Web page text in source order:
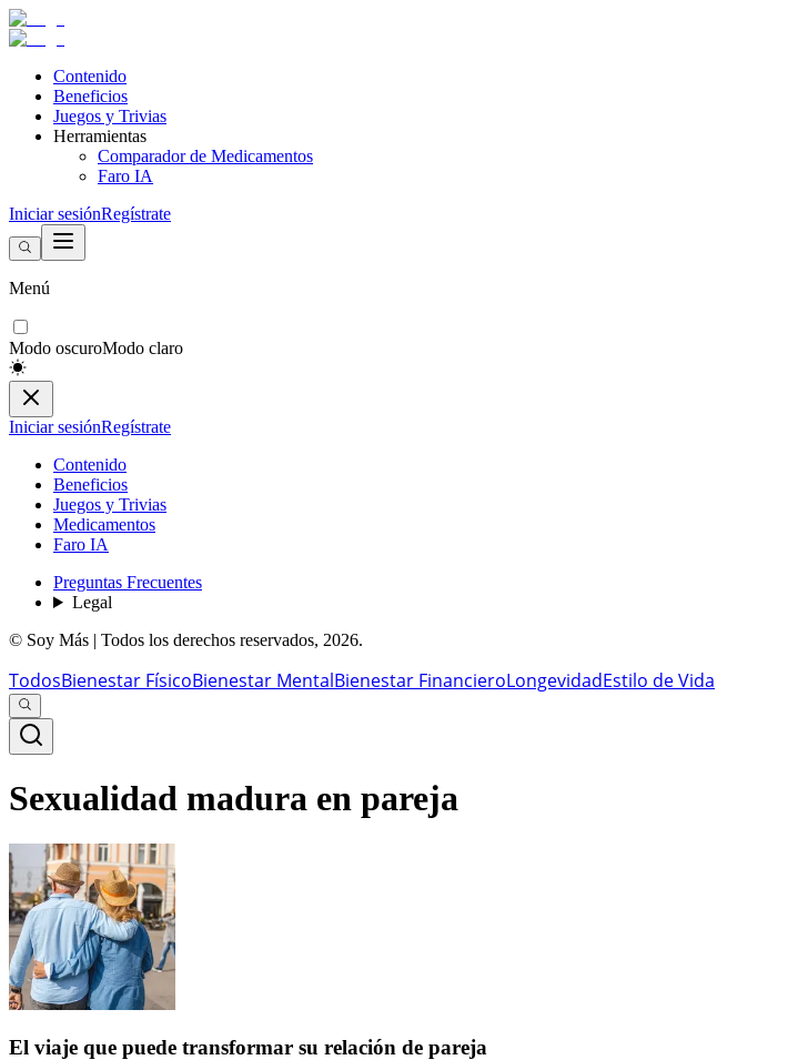
Contenido
Beneficios
Juegos y Trivias
Herramientas
Comparador de Medicamentos
Faro IA
Iniciar sesiónRegístrate
Menú
Modo oscuroModo claro
Iniciar sesiónRegístrate
Contenido
Beneficios
Juegos y Trivias
Medicamentos
Faro IA
Preguntas Frecuentes
Legal
© Soy Más | Todos los derechos reservados, 2026.
TodosBienestar FísicoBienestar MentalBienestar FinancieroLongevidadEstilo de Vida
Sexualidad madura en pareja
El viaje que puede transformar su relación de pareja